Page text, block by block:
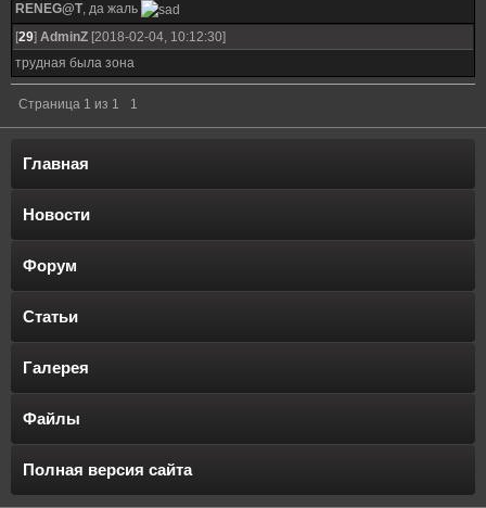
RENEG@T, да жаль
[29] AdminZ [2018-02-04, 10:12:30]
трудная была зона
Страница 1 из 1 1
Главная
Новости
Форум
Статьи
Галерея
Файлы
Полная версия сайта